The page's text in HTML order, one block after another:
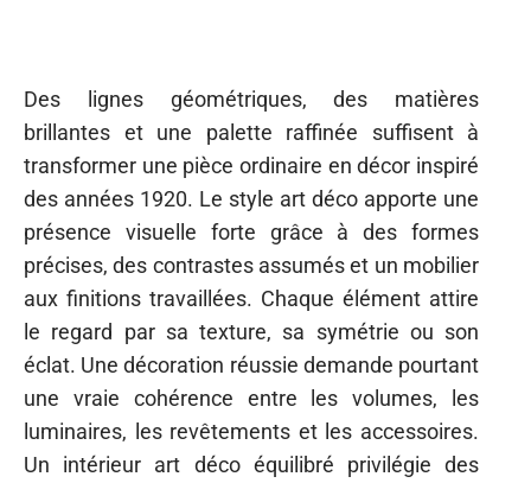
Des lignes géométriques, des matières
brillantes et une palette raffinée suffisent à
transformer une pièce ordinaire en décor inspiré
des années 1920. Le style art déco apporte une
présence visuelle forte grâce à des formes
précises, des contrastes assumés et un mobilier
aux finitions travaillées. Chaque élément attire
le regard par sa texture, sa symétrie ou son
éclat. Une décoration réussie demande pourtant
une vraie cohérence entre les volumes, les
luminaires, les revêtements et les accessoires.
Un intérieur art déco équilibré privilégie des